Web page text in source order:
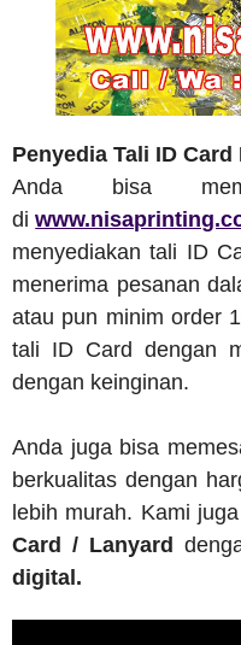
Penyedia Tali ID
Anda bisa
di
menyediakan tali ID
menerima pesanan
atau pun minim order
tali ID Card dengan
dengan keinginan.
Anda juga bisa
berkualitas dengan
lebih murah. Kami
Card / Lanyard
digital.